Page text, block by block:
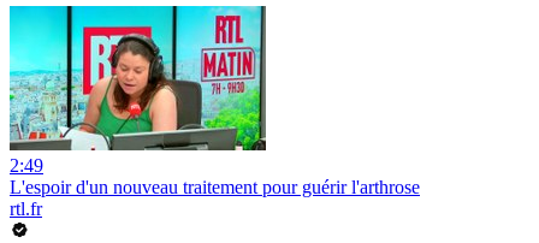
2:49
L'espoir d'un nouveau traitement pour guérir l'arthrose
rtl.fr